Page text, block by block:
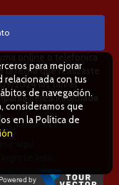
online o telefonica
fecha que realizaste
2024 las tarifas
aérea informada
para mejorar
relacionada con tus
de navegación.
consideramos que
en la Política de